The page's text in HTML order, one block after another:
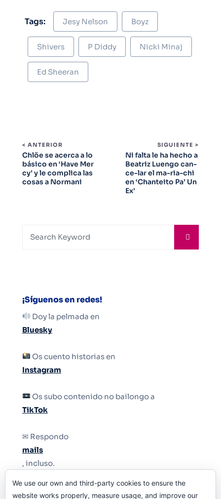
Tags: Jesy Nelson Boyz
Shivers P Diddy Nicki Minaj
Ed Sheeran
< ANTERIOR
Chlöe se acerca a lo
básico en ‘Have Mer
cy’ y le complica las
cosas a Normani
SIGUIENTE >
Ni falta le ha hecho a
Beatriz Luengo can-
ce-lar el ma-ria-chi
en ‘Chanteito Pa’ Un
Ex’
¡Síguenos en redes!
Doy la pelmada en
Bluesky
Os cuento historias en
Instagram
Os subo contenido no bailongo a
TikTok
✉ Respondo
mails
, incluso.
Y si una persona no puede tener teléfono, que
le quiten el teléfono.
We use our own and third-party cookies to ensure the
website works properly, measure usage, and improve our